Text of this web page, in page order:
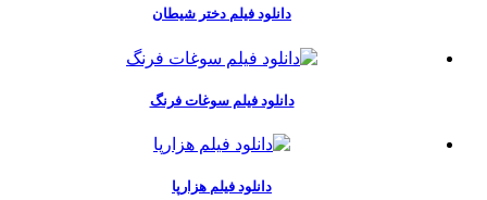
دانلود فیلم دختر شیطان
دانلود فیلم سوغات فرنگ
دانلود فیلم هزارپا